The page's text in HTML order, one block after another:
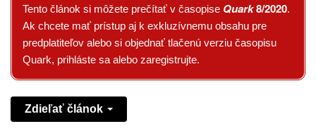
Tento článok si môžete prečítať v časopise Quark8/2020.
Ak chcete mať prístup aj k exkluzívnemu obsahu pre
predplatiteľov alebo si objednať tlačenú verziu časopisu
Quark, prihláste sa alebo zaregistrujte.
Zdieľať článok